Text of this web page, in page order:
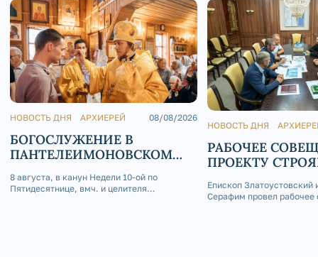
НОВОСТЬ ДНЯ АРХИЕРЕЙ 08/08/2026
БОГОСЛУЖЕНИЕ В
ПАНТЕЛЕИМОНОВСКОМ
8 августа, в канун Недели 10-ой по
Пятидесятнице, вмч. и целителя
НОВОСТЬ ДНЯ
РАБОЧЕЕ
ПРОЕКТУ
ЗЛАТОУСТА
Епископ Златоустовский
Серафим провел рабочее